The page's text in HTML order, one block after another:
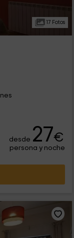
17 Fotos
desde 27€
persona y noche